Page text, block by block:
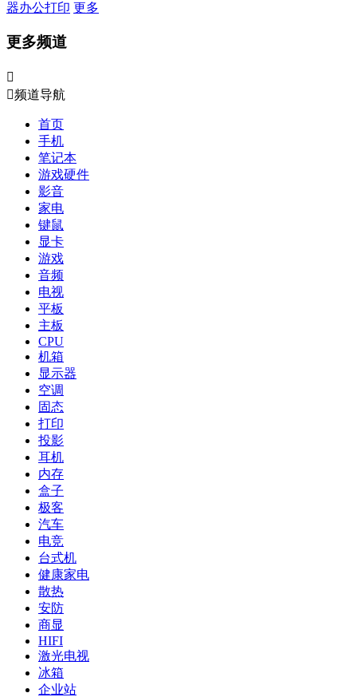
器办公打印 更多
更多频道

频道导航
首页
手机
笔记本
游戏硬件
影音
家电
键鼠
显卡
游戏
音频
电视
平板
主板
CPU
机箱
显示器
空调
固态
打印
投影
耳机
内存
盒子
极客
汽车
电竞
台式机
健康家电
散热
安防
商显
HIFI
激光电视
冰箱
企业站